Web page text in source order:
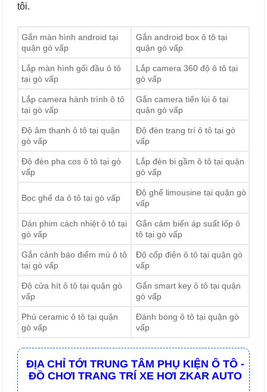
tôi.
Gắn màn hình android tại
quận gò vấp
Gắn android box ô tô tại
quận gò vấp
Lắp màn hình gối đầu ô tô
tại gò vấp
Lắp camera 360 độ ô tô tại
gò vấp
Lắp camera hành trình ô tô
tại gò vấp
Gắn camera tiến lùi ô tại
quận gò vấp
Độ âm thanh ô tô tại quận
gò vấp
Độ đèn trang trí ô tô tại gò
vấp
Độ đèn pha cos ô tô tại gò
vấp
Lắp đèn bi gầm ô tô tại quận
gò vấp
Bọc ghế da ô tô tại gò vấp
Độ ghế limousine tại quận gò
vấp
Dán phim cách nhiệt ô tô tại
gò vấp
Gắn cảm biến áp suất lốp ô
tô tại gò vấp
Gắn cảnh báo điểm mù ô tô
tại gò vấp
Độ cốp điện ô tô tại quận gò
vấp
Độ cửa hít ô tô tại quận gò
vấp
Gắn smart key ô tô tại quận
gò vấp
Phủ ceramic ô tô tại quận
gò vấp
Đánh bóng ô tô tại quận gò
vấp
ĐỊA CHỈ TỚI TRUNG TÂM PHỤ KIỆN Ô TÔ -
ĐỒ CHƠI TRANG TRÍ XE HƠI ZKAR AUTO